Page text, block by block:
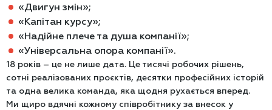
«Двигун змін»;
«Капітан курсу»;
«Надійне плече та душа компанії»;
«Універсальна опора компанії».
18 років – це не лише дата. Це тисячі робочих рішень,
сотні реалізованих проєктів, десятки професійних історій
та одна велика команда, яка щодня рухається вперед.
Ми щиро вдячні кожному співробітнику за внесок у